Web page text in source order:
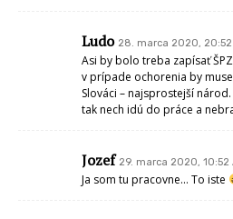
Ludo 28. marca 2020, 20:52
Asi by bolo treba zapísať
v prípade ochorenia by
Slováci – najsprostejší
tak nech idú do práce a
Jozef 29. marca 2020, 10:52
Ja som tu pracovne… To iste